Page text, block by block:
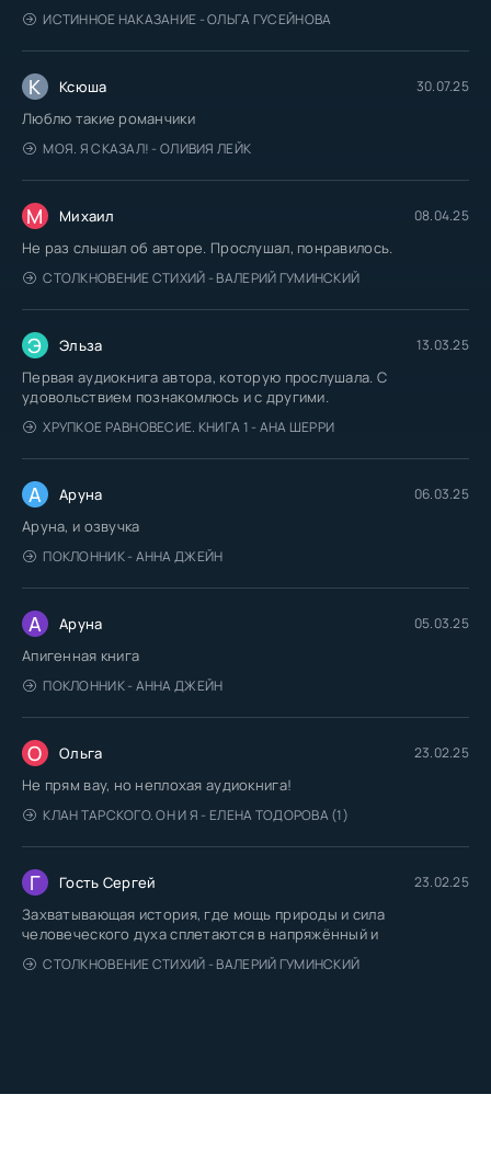
ИСТИННОЕ НАКАЗАНИЕ - ОЛЬГА ГУСЕЙНОВА
К Ксюша 30.07.25
Люблю такие романчики
МОЯ. Я СКАЗАЛ! - ОЛИВИЯ ЛЕЙК
М Михаил 08.04.25
Не раз слышал об авторе. Прослушал, понравилось.
СТОЛКНОВЕНИЕ СТИХИЙ - ВАЛЕРИЙ ГУМИНСКИЙ
Э Эльза 13.03.25
Первая аудиокнига автора, которую прослушала. С
удовольствием познакомлюсь и с другими.
ХРУПКОЕ РАВНОВЕСИЕ. КНИГА 1 - АНА ШЕРРИ
А Аруна 06.03.25
Аруна, и озвучка
ПОКЛОННИК - АННА ДЖЕЙН
А Аруна 05.03.25
Апигенная книга
ПОКЛОННИК - АННА ДЖЕЙН
О Ольга 23.02.25
Не прям вау, но неплохая аудиокнига!
КЛАН ТАРСКОГО. ОН И Я - ЕЛЕНА ТОДОРОВА (1)
Г Гость Сергей 23.02.25
Захватывающая история, где мощь природы и сила
человеческого духа сплетаются в напряжённый и
СТОЛКНОВЕНИЕ СТИХИЙ - ВАЛЕРИЙ ГУМИНСКИЙ